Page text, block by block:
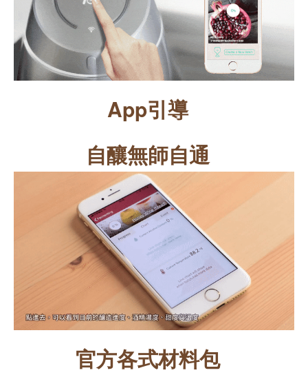
App引導
自釀無師自通
官方各式材料包